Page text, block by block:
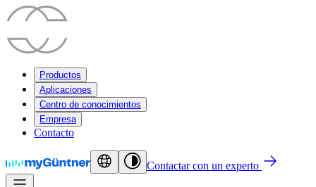
Productos
Aplicaciones
Centro de conocimientos
Empresa
Contacto
Contactar con un experto